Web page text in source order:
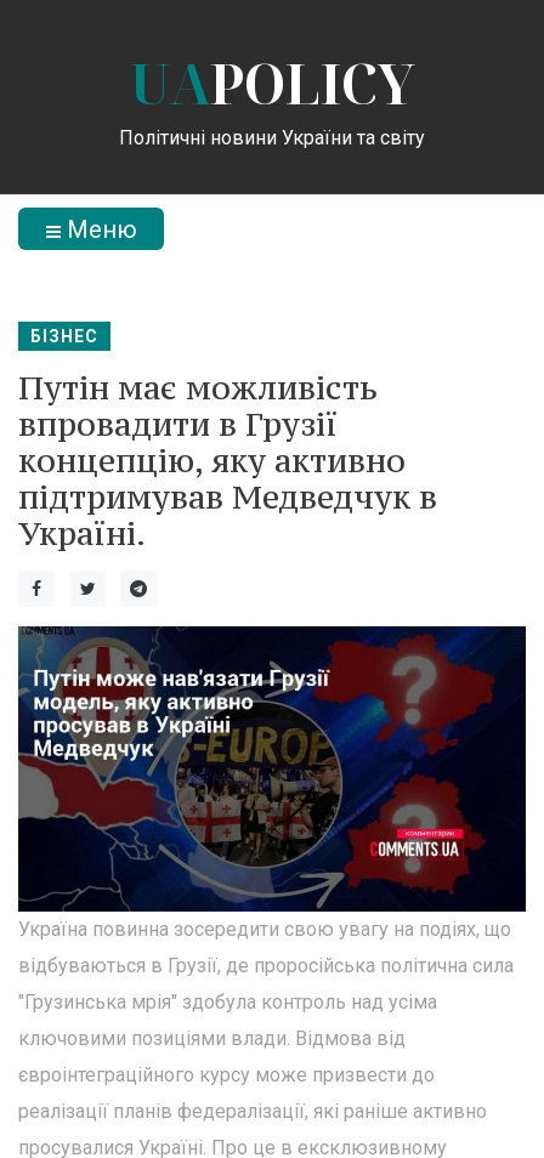
UAPOLICY
Політичні новини України та світу
Меню
БІЗНЕС
Путін має можливість
впровадити в Грузії
концепцію, яку активно
підтримував Медведчук в
Україні.
Україна повинна зосередити свою увагу на подіях, що
відбуваються в Грузії, де проросійська політична сила
"Грузинська мрія" здобула контроль над усіма
ключовими позиціями влади. Відмова від
євроінтеграційного курсу може призвести до
реалізації планів федералізації, які раніше активно
просувалися Україні. Про це в ексклюзивному